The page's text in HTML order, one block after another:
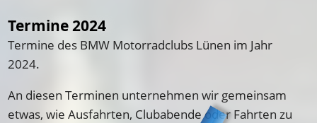
Termine 2024
Termine des BMW Motorradclubs Lünen im Jahr
2024.
An diesen Terminen unternehmen wir gemeinsam
etwas, wie Ausfahrten, Clubabende oder Fahrten zu